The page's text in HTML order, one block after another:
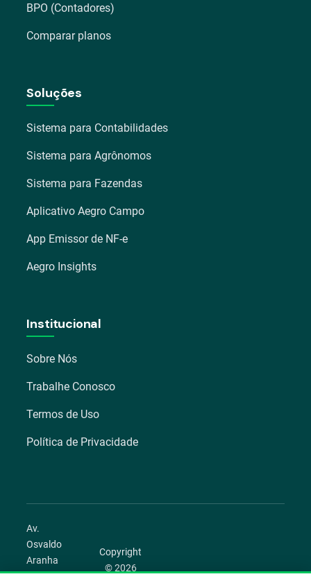
BPO (Contadores)
Comparar planos
Soluções
Sistema para Contabilidades
Sistema para Agrônomos
Sistema para Fazendas
Aplicativo Aegro Campo
App Emissor de NF-e
Aegro Insights
Institucional
Sobre Nós
Trabalhe Conosco
Termos de Uso
Política de Privacidade
Av.
Osvaldo
Aranha
1022 –
Copyright
© 2026